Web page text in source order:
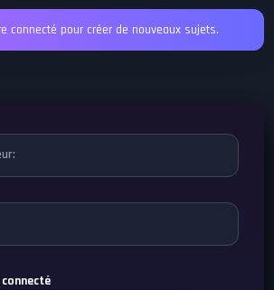
connecté pour créer de nouveaux sujets.